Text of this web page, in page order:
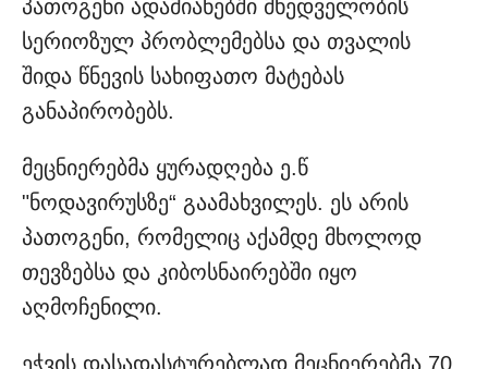
პათოგენი ადამიანებში მხედველობის
სერიოზულ პრობლემებსა და თვალის
შიდა წნევის სახიფათო მატებას
განაპირობებს.
მეცნიერებმა ყურადღება ე.წ
"ნოდავირუსზე“ გაამახვილეს. ეს არის
პათოგენი, რომელიც აქამდე მხოლოდ
თევზებსა და კიბოსნაირებში იყო
აღმოჩენილი.
ეჭვის დასადასტურებლად მეცნიერებმა 70